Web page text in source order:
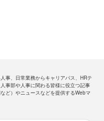
事、日常業務からキャリアパス、HRテ
事部や人事に関わる皆様に役立つ記事
など）やニュースなどを提供するWebマ